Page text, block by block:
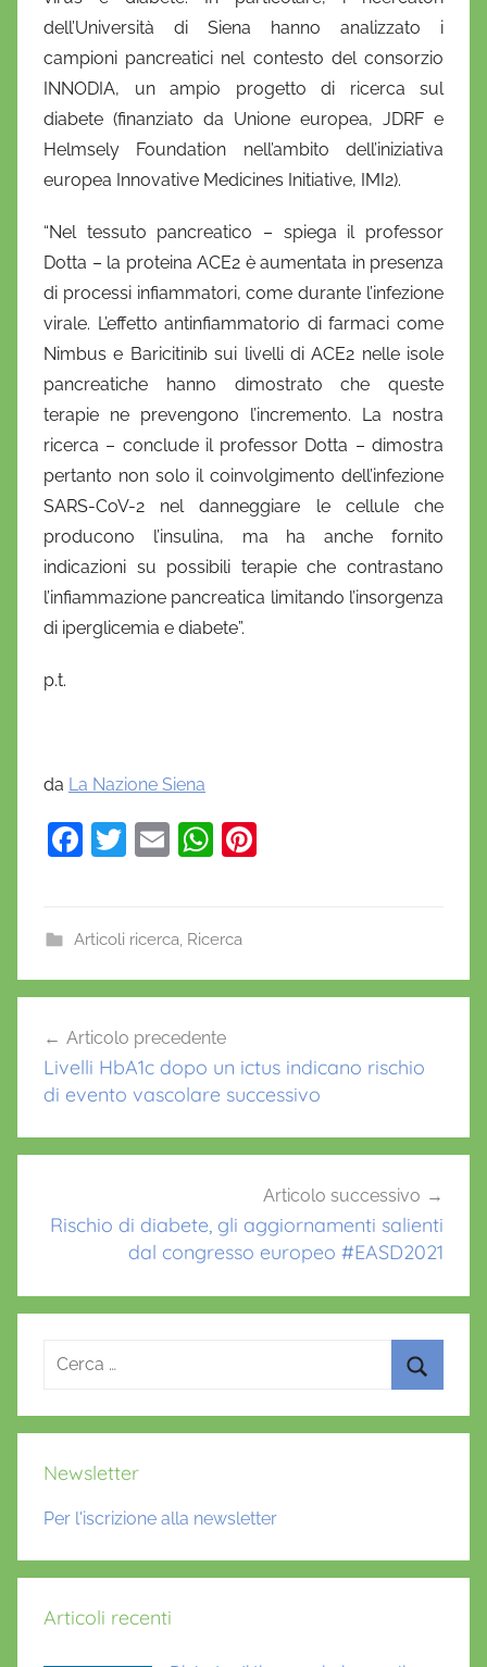
dell’Università di Siena hanno analizzato i
campioni pancreatici nel contesto del consorzio
INNODIA, un ampio progetto di ricerca sul
diabete (finanziato da Unione europea, JDRF e
Helmsely Foundation nell’ambito dell’iniziativa
europea Innovative Medicines Initiative, IMI2).
“Nel tessuto pancreatico – spiega il professor
Dotta – la proteina ACE2 è aumentata in presenza
di processi infiammatori, come durante l’infezione
virale. L’effetto antinfiammatorio di farmaci come
Nimbus e Baricitinib sui livelli di ACE2 nelle isole
pancreatiche hanno dimostrato che queste
terapie ne prevengono l’incremento. La nostra
ricerca – conclude il professor Dotta – dimostra
pertanto non solo il coinvolgimento dell’infezione
SARS-CoV-2 nel danneggiare le cellule che
producono l’insulina, ma ha anche fornito
indicazioni su possibili terapie che contrastano
l’infiammazione pancreatica limitando l’insorgenza
di iperglicemia e diabete”.
p.t.
da La Nazione Siena
F
e
b
o
k
T
er
E
l
W
s
A
p
st
Articoli ricerca, Ricerca
d
b
t
D
N
O
A
p
articoli
Articolo precedente
Livelli HbA1c dopo un ictus indicano rischio
di evento vascolare successivo
Articolo successivo
Rischio di diabete, gli aggiornamenti salienti
dal congresso europeo #EASD2021
Ricerca
Newsletter
Per l'iscrizione alla newsletter
Articoli recenti